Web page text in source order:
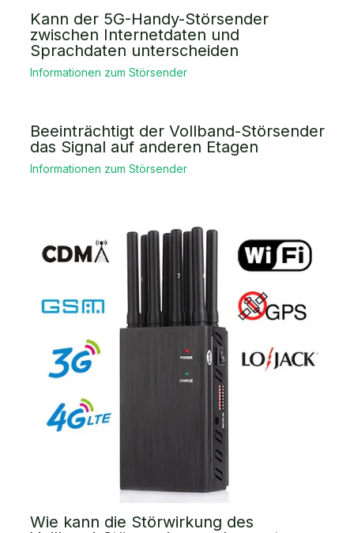
Kann der 5G-Handy-Störsender
zwischen Internetdaten und
Sprachdaten unterscheiden
Informationen zum Störsender
Beeinträchtigt der Vollband-Störsender
das Signal auf anderen Etagen
Informationen zum Störsender
Wie kann die Störwirkung des